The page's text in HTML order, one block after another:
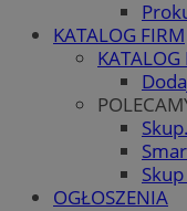
KATALOG FIRM
KATALOG
OGŁOSZENIA